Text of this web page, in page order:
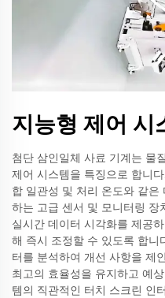
지능형 제어 시
첨단 삼인일체 사료 기계는 물
제어 시스템을 특징으로 합니
합 일관성 및 처리 온도와 같은
하는 고급 센서 및 모니터링 장
실시간 데이터 시각화를 제공
해 즉시 조정할 수 있도록 합니
터를 분석하여 개선 사항을 제
최고의 효율성을 유지하고 예
템의 직관적인 터치 스크린 인